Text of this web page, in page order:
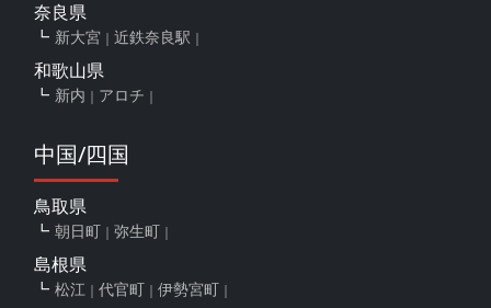
奈良県
新大宮 近鉄奈良駅
和歌山県
新内 アロチ
中国/四国
鳥取県
朝日町 弥生町
島根県
松江 代官町 伊勢宮町